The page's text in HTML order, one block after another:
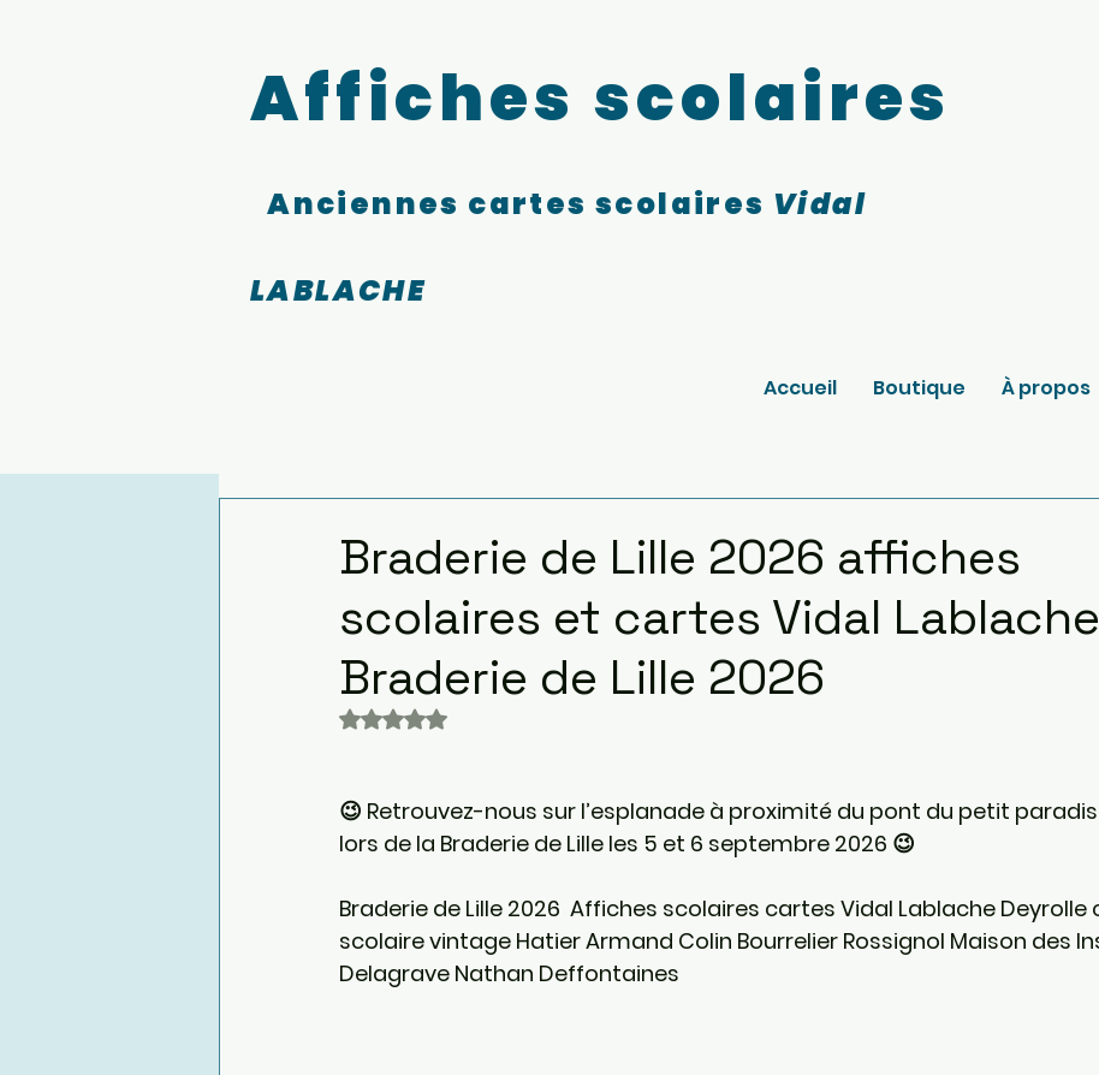
Affiches scolaires
Anciennes cartes scolaires Vidal
LABLACHE
Accueil Boutique À propos
Braderie de Lille 2026 affiches
scolaires et cartes Vidal Lablache
Braderie de Lille 2026
Noté NaN étoiles sur 5.
😉 Retrouvez-nous sur l’esplanade à proximité du pont du petit
lors de la Braderie de Lille les 5 et 6 septembre 2026 😉
Braderie de Lille 2026  Affiches scolaires cartes Vidal Lablache Deyrolle
scolaire vintage Hatier Armand Colin Bourrelier Rossignol Maison des
Delagrave Nathan Deffontaines